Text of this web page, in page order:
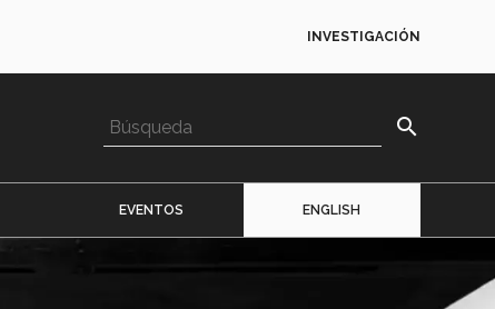
INVESTIGACIÓN
search
EVENTOS ENGLISH